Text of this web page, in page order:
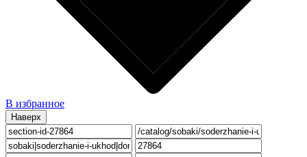
В избранное
Наверх